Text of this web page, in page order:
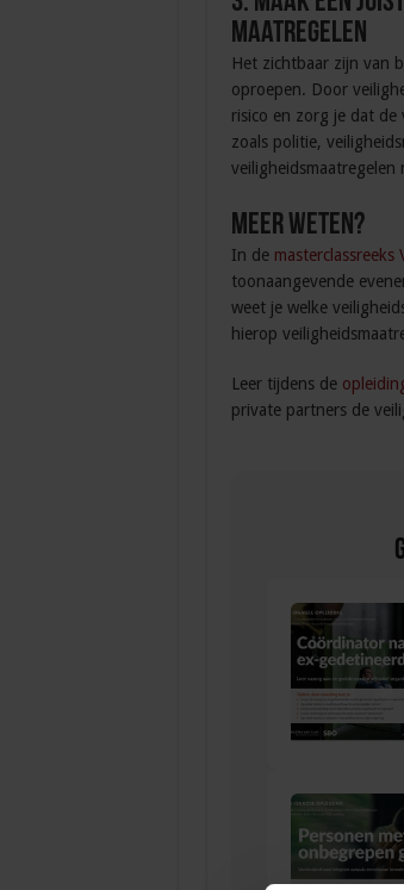
maatregelen
Het zichtbaar zijn van
oproepen. Door
risico en zorg je dat de
zoals politie,
veiligheidsmaatregelen
Meer weten?
In de masterclassreeks
toonaangevende
weet je welke
hierop
Leer tijdens de
private partners de